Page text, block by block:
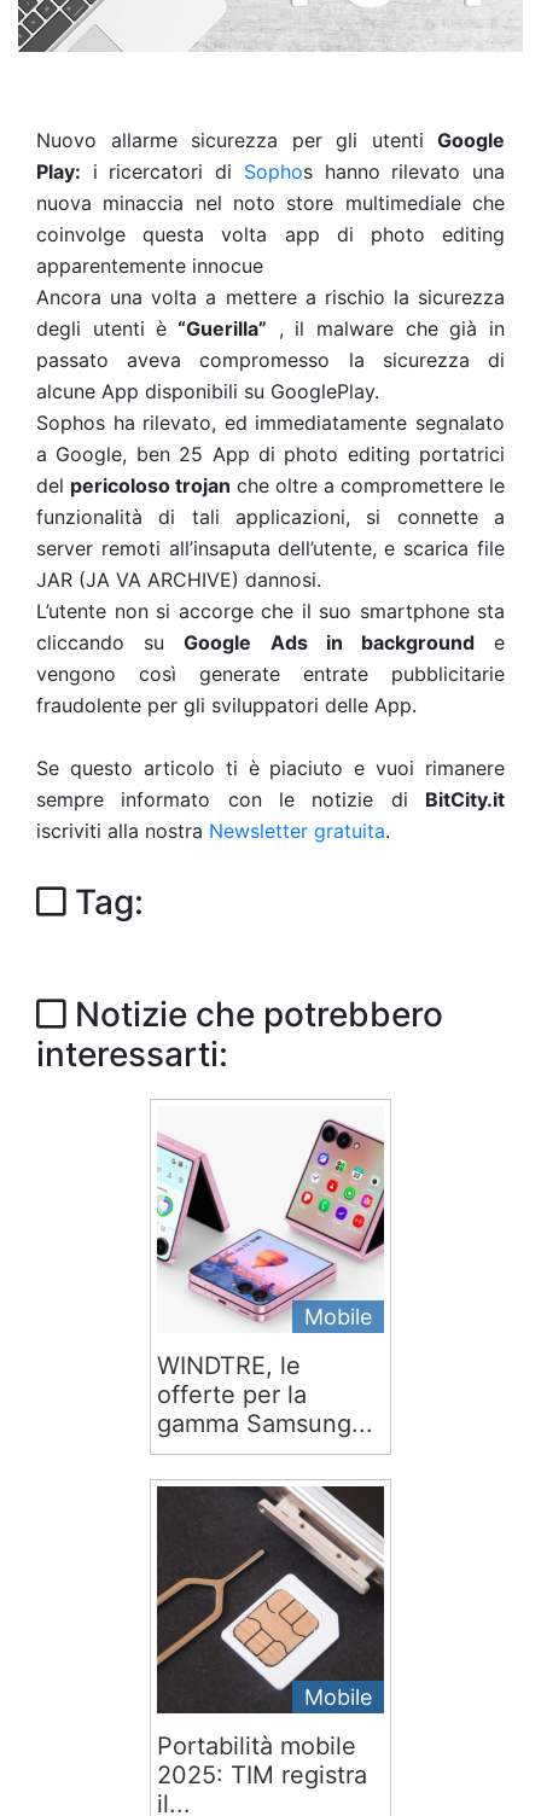
Nuovo allarme sicurezza per gli utenti Google
Play: i ricercatori di Sophos hanno rilevato una
nuova minaccia nel noto store multimediale che
coinvolge questa volta app di photo editing
apparentemente innocue
Ancora una volta a mettere a rischio la sicurezza
degli utenti è “Guerilla” , il malware che già in
passato aveva compromesso la sicurezza di
alcune App disponibili su GooglePlay.
Sophos ha rilevato, ed immediatamente segnalato
a Google, ben 25 App di photo editing portatrici
del pericoloso trojan che oltre a compromettere le
funzionalità di tali applicazioni, si connette a
server remoti all’insaputa dell’utente, e scarica file
JAR (JA VA ARCHIVE) dannosi.
L’utente non si accorge che il suo smartphone sta
cliccando suGoogle Ads in backgrounde
vengono così generate entrate pubblicitarie
fraudolente per gli sviluppatori delle App.
Se questo articolo ti è piaciuto e vuoi rimanere
sempre informato con le notizie di BitCity.it
iscriviti alla nostra Newsletter gratuita.
Tag:
Notizie che potrebbero
interessarti:
Mobile
WINDTRE, le
offerte per la
gamma Samsung...
Mobile
Portabilità mobile
2025: TIM registra
il...